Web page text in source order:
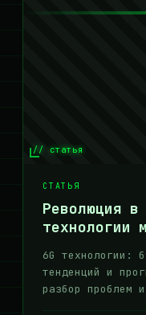
// статья
СТАТЬЯ
Революция
технологии
6G технологии:
тенденций и
разбор проблем